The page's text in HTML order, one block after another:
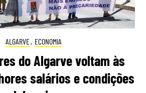
ALGARVE, ECONOMIA
do Algarve voltam às
salários e condições